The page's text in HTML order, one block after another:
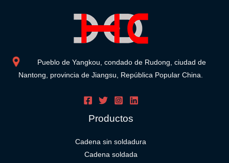
Pueblo de Yangkou, condado de Rudong, ciudad de
Nantong, provincia de Jiangsu, República Popular China.
Productos
Cadena sin soldadura
Cadena soldada